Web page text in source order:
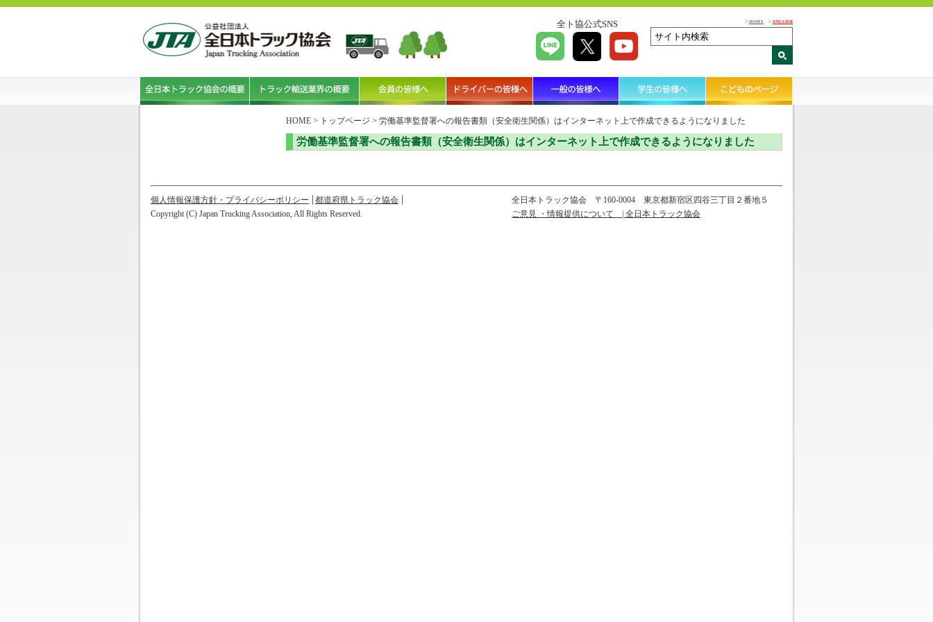
全ト協公式SNS HOME ENGLISH
HOME > トップページ > 労働基準監督署への報告書類（安全衛生関係）はインターネット上で作成できるようになりました
労働基準監督署への報告書類（安全衛生関係）はインターネット上で作成できるようになりました
個人情報保護方針・プライバシーポリシー 都道府県トラック協会 全日本トラック協会 〒160-0004 東京都新宿区四谷三丁目２番地５
ご意見 ・情報提供について | 全日本トラック協会
Copyright (C) Japan Trucking Association, All Rights Reserved.